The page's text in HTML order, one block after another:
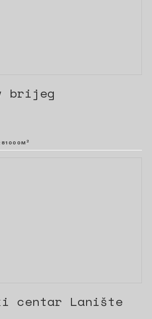
brijeg
M 2
centar Lanište